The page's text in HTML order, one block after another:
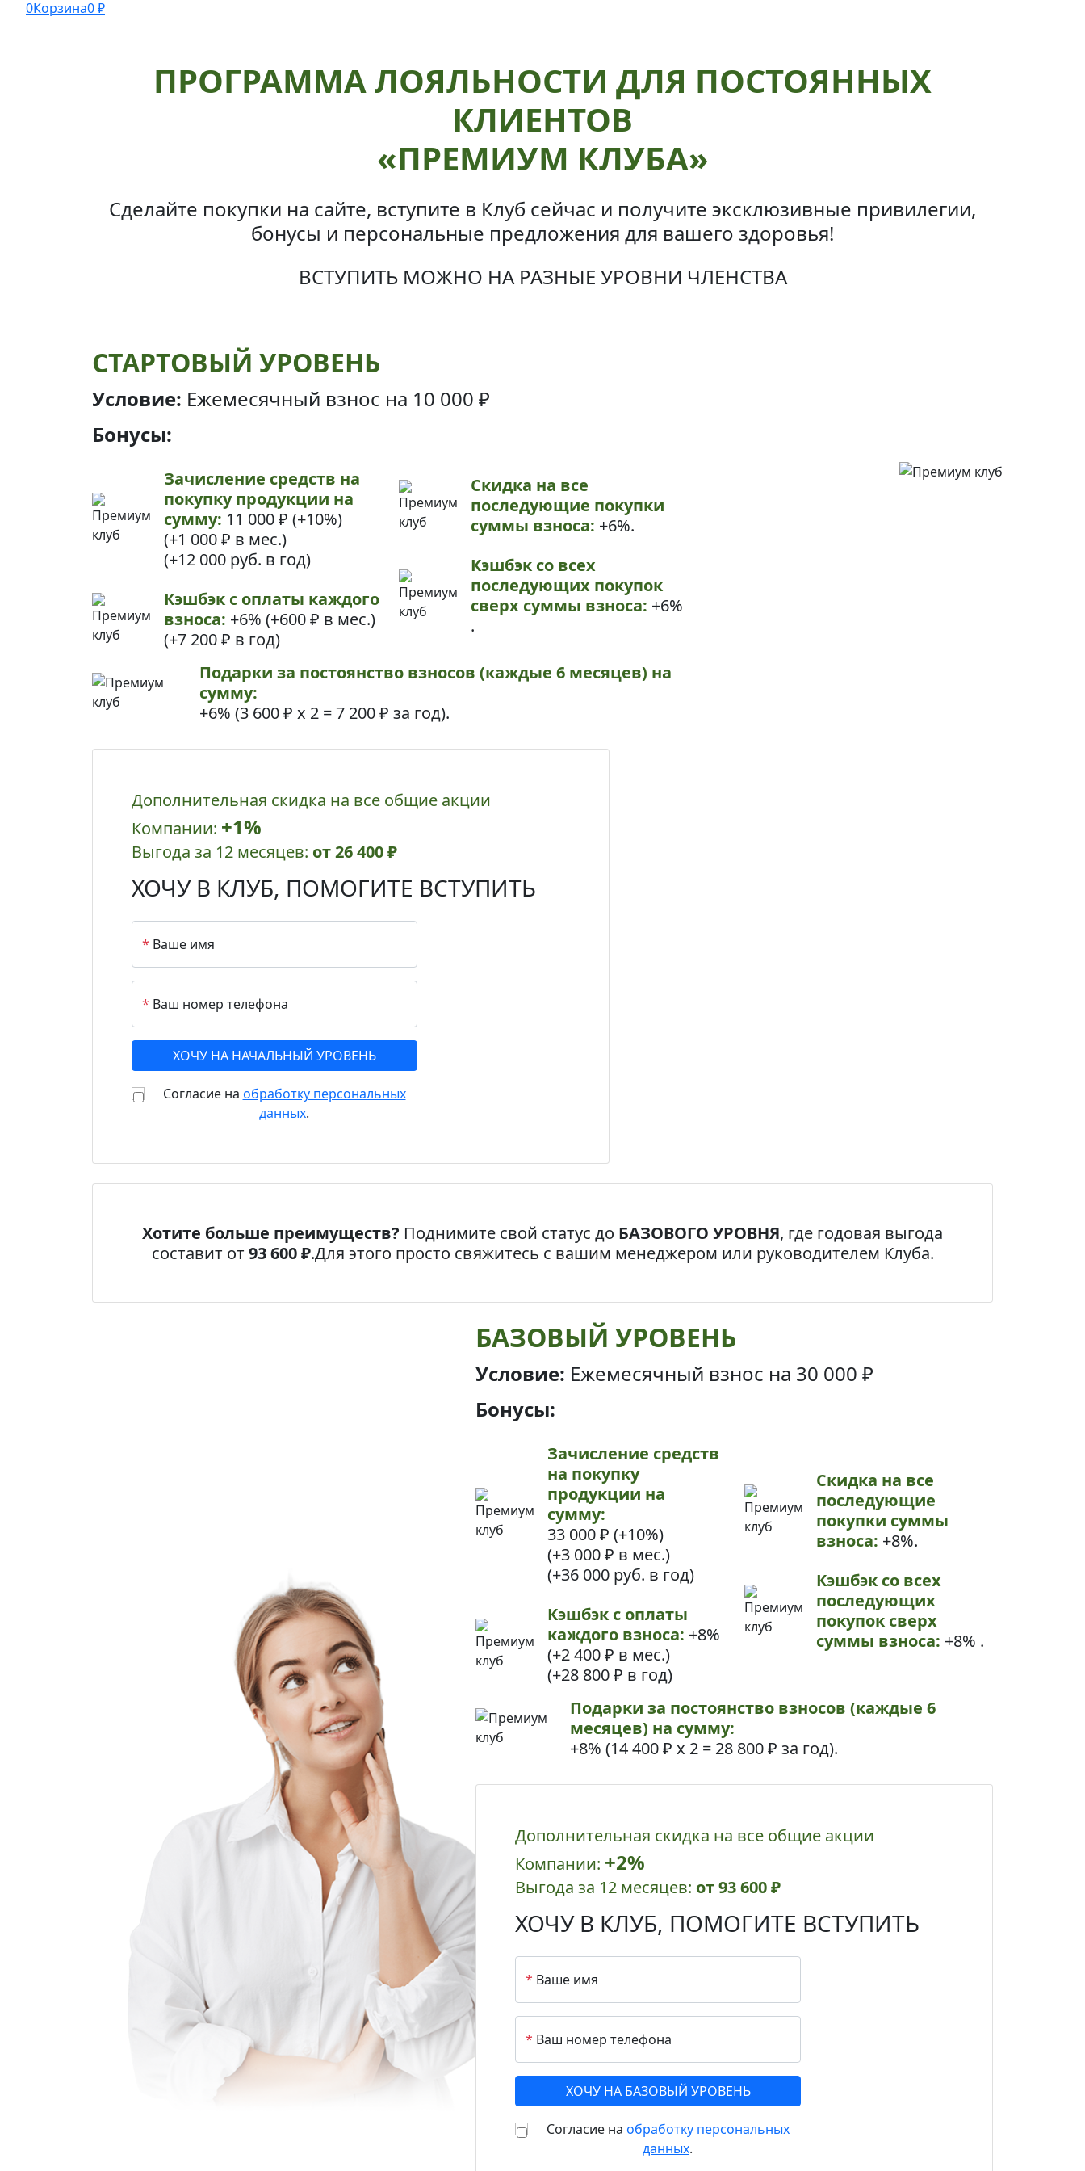
0Корзина0₽
ПРОГРАММА ЛОЯЛЬНОСТИ ДЛЯ ПОСТОЯННЫХ
КЛИЕНТОВ
«ПРЕМИУМ КЛУБА»
Сделайте покупки на сайте, вступите в Клуб сейчас и получите эксклюзивные привилегии,
бонусы и персональные предложения для вашего здоровья!
ВСТУПИТЬ МОЖНО НА РАЗНЫЕ УРОВНИ ЧЛЕНСТВА
СТАРТОВЫЙ УРОВЕНЬ
Условие: Ежемесячный взнос на 10 000 ₽
Бонусы:
Зачисление средств на
покупку продукции на
сумму: 11 000 ₽ (+10%)
(+1 000 ₽ в мес.)
(+12 000 руб. в год)
Кэшбэк с оплаты каждого
взноса: +6% (+600 ₽ в мес.)
(+7 200 ₽ в год)
Скидка на все
последующие покупки
суммы взноса: +6%.
Кэшбэк со всех
последующих покупок
сверх суммы взноса: +6%
.
Подарки за постоянство взносов (каждые 6 месяцев) на
сумму:
+6% (3 600 ₽ х 2=7 200 ₽ за год).
Дополнительная скидка на все общие акции
Компании: +1%
Выгода за 12 месяцев: от 26 400 ₽
ХОЧУ В КЛУБ, ПОМОГИТЕ ВСТУПИТЬ
* Ваше имя
* Ваш номер телефона
Согласие на обработку персональных
данных.
Хотите больше преимуществ? Поднимите свой статус до БАЗОВОГО УРОВНЯ, где годовая выгода
составит от 93 600 ₽.Для этого просто свяжитесь с вашим менеджером или руководителем Клуба.
БАЗОВЫЙ УРОВЕНЬ
Условие: Ежемесячный взнос на 30 000 ₽
Бонусы:
Зачисление средств
на покупку
продукции на
сумму:
33 000 ₽ (+10%)
(+3 000 ₽ в мес.)
(+36 000 руб. в год)
Кэшбэк с оплаты
каждого взноса: +8%
(+2 400 ₽ в мес.)
(+28 800 ₽ в год)
Скидка на все
последующие
покупки суммы
взноса: +8%.
Кэшбэк со всех
последующих
покупок сверх
суммы взноса: +8% .
Подарки за постоянство взносов (каждые 6
месяцев) на сумму:
+8% (14 400 ₽ х 2 = 28 800 ₽ за год).
Дополнительная скидка на все общие акции
Компании: +2%
Выгода за 12 месяцев: от 93 600 ₽
ХОЧУ В КЛУБ, ПОМОГИТЕ ВСТУПИТЬ
* Ваше имя
* Ваш номер телефона
Согласие на обработку персональных
данных.